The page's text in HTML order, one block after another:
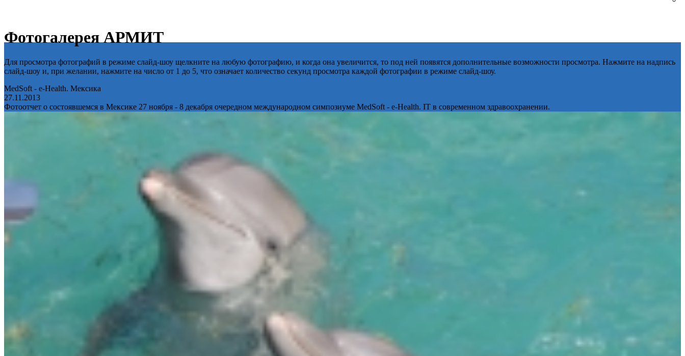
Фотогалерея АРМИТ
Для просмотра фотографий в режиме слайд-шоу щелкните на любую фотографию, и когда она увеличится, то под ней появятся дополнительные возможности просмотра. Нажмите на надпись
слайд-шоу и, при желании, нажмите на число от 1 до 5, что означает количество секунд просмотра каждой фотографии в режиме слайд-шоу.
MedSoft - e-Health. Мексика
27.11.2013
Фотоотчет о состоявшемся в Мексике 27 ноября - 8 декабря очередном международном симпозиуме MedSoft - e-Health. IT в современном здравоохранении.